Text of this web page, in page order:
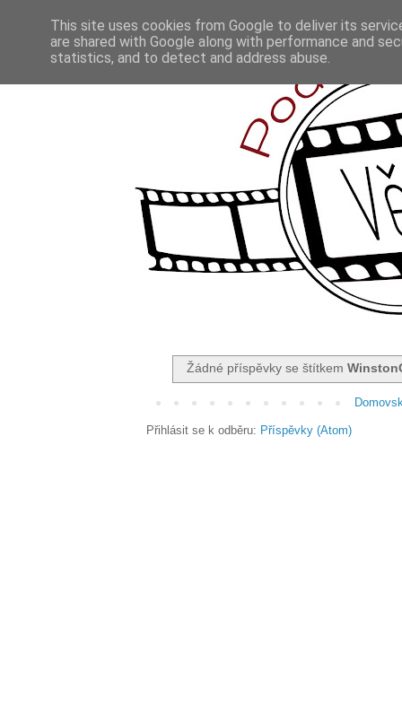
Žádné příspěvky se štítkem
Přihlásit se k odběru: Příspěvky (Atom)
This site uses cookies from Google to deliver its
are shared with Google along with performance and
statistics, and to detect and address abuse.